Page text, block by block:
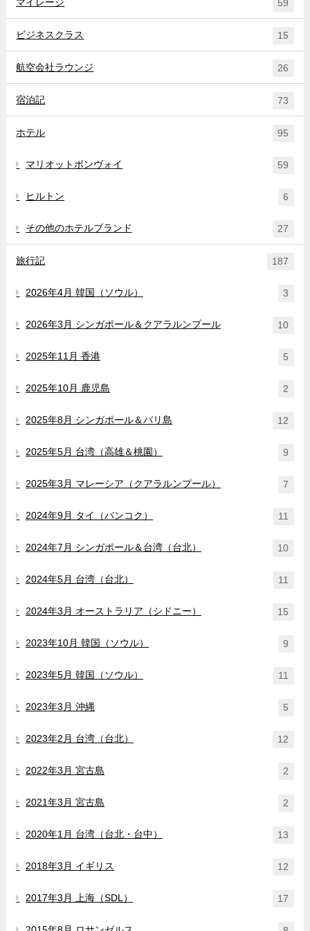
59
ビジネスクラス 15
航空会社ラウンジ 26
宿泊記 73
ホテル 95
マリオットボンヴォイ 59
ヒルトン 6
その他のホテルブランド 27
旅行記 187
2026年4月 韓国（ソウル） 3
2026年3月 シンガポール＆クアラルンプール 10
2025年11月 香港 5
2025年10月 鹿児島 2
2025年8月 シンガポール＆バリ島 12
2025年5月 台湾（高雄＆桃園） 9
2025年3月 マレーシア（クアラルンプール） 7
2024年9月 タイ（バンコク） 11
2024年7月 シンガポール＆台湾（台北） 10
2024年5月 台湾（台北） 11
2024年3月 オーストラリア（シドニー） 15
2023年10月 韓国（ソウル） 9
2023年5月 韓国（ソウル） 11
2023年3月 沖縄 5
2023年2月 台湾（台北） 12
2022年3月 宮古島 2
2021年3月 宮古島 2
2020年1月 台湾（台北・台中） 13
2018年3月 イギリス 12
2017年3月 上海（SDL） 17